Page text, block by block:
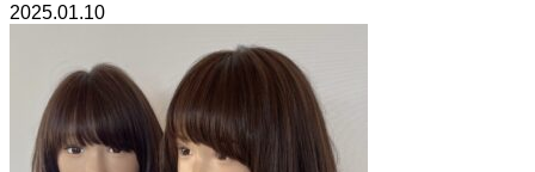
2025.01.10